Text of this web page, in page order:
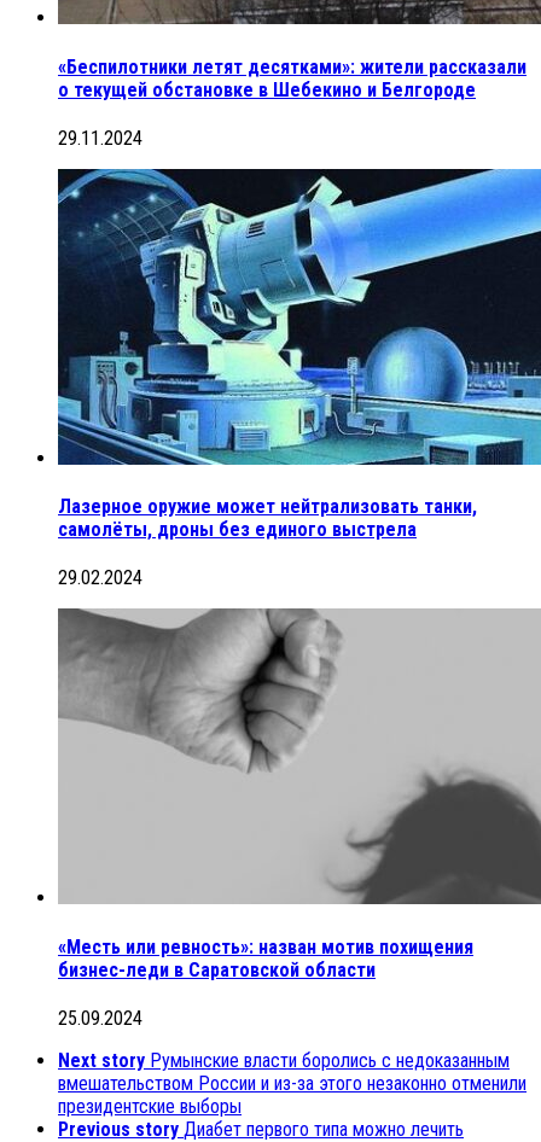
«Беспилотники летят десятками»: жители рассказали
о текущей обстановке в Шебекино и Белгороде
29.11.2024
Лазерное оружие может нейтрализовать танки,
самолёты, дроны без единого выстрела
29.02.2024
«Месть или ревность»: назван мотив похищения
бизнес-леди в Саратовской области
25.09.2024
Next story Румынские власти боролись с недоказанным
вмешательством России и из-за этого незаконно отменили
президентские выборы
Previous story Диабет первого типа можно лечить